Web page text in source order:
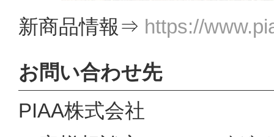
新商品情報⇒ https://
お問い合わせ先
PIAA株式会社